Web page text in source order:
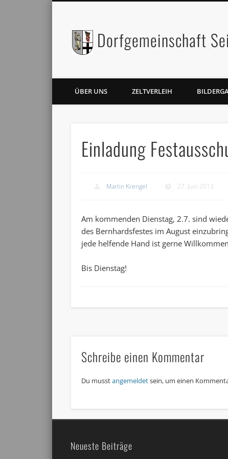
Dorfgemeinschaft
FacebookTwitter
ÜBER UNS ZELTVERLEIH
Einladung
Martin Krengel 27. Juni 2013
Am kommenden Dienstag, 2.7. sind
des Bernhardsfestes im August
jede helfende Hand ist gerne
Bis Dienstag!
Schreibe einen Kommentar
Du musstangemeldetsein, um einen
Neueste Beiträge